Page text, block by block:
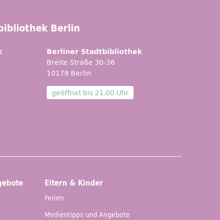
Berlin
Berliner Stadtbibliothek
Breite Straße 30-36
10178 Berlin
geöffnet bis 21.00 Uhr
Eltern & Kinder
Ferien
Medientipps und Angebote